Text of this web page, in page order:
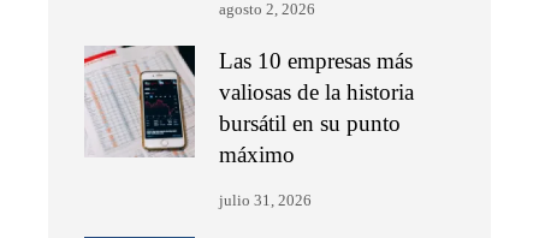
agosto 2, 2026
Las 10 empresas más
valiosas de la historia
bursátil en su punto
máximo
julio 31, 2026